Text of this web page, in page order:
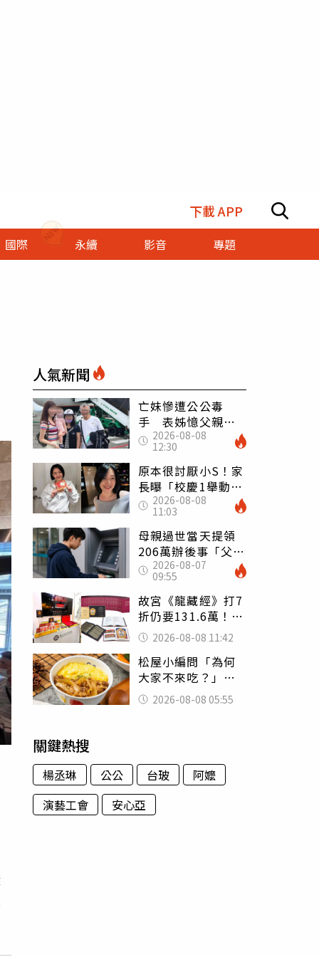
下載 APP
國際 永續 影音 專題
人氣新聞
亡妹慘遭公公毒
手 表姊憶父親節
前夕：小舅舅仍到
殯儀館陪她說話
2026-08-08
12:30
原本很討厭小S！家
長曝「校慶1舉動」
讓她徹底改觀 網
友洗版認證
2026-08-08
11:03
母親過世當天提領
206萬辦後事「父子
遭判刑」 律師：
搶錢先下手是罪
2026-08-07
09:55
故宮《龍藏經》打7
折仍要131.6萬！
店員曝：有人原價
188萬付現購買
2026-08-08 11:42
松屋小編問「為何
大家不來吃？」
一票人點出3大問
題：滿手好牌打到
2026-08-08 05:55
關鍵熱搜
楊丞琳 公公 台玻
阿嬤
演藝工會
安心亞